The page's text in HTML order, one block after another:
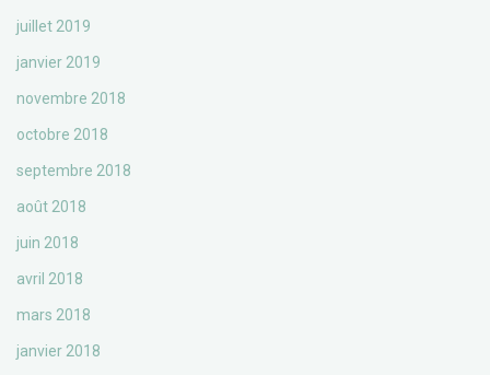
juillet 2019
janvier 2019
novembre 2018
octobre 2018
septembre 2018
août 2018
juin 2018
avril 2018
mars 2018
janvier 2018